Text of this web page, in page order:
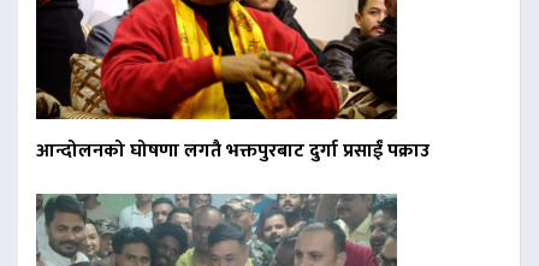
आन्दोलनको घोषणा लगतै भक्तपुरबाट दुर्गा प्रसाईं पक्राउ